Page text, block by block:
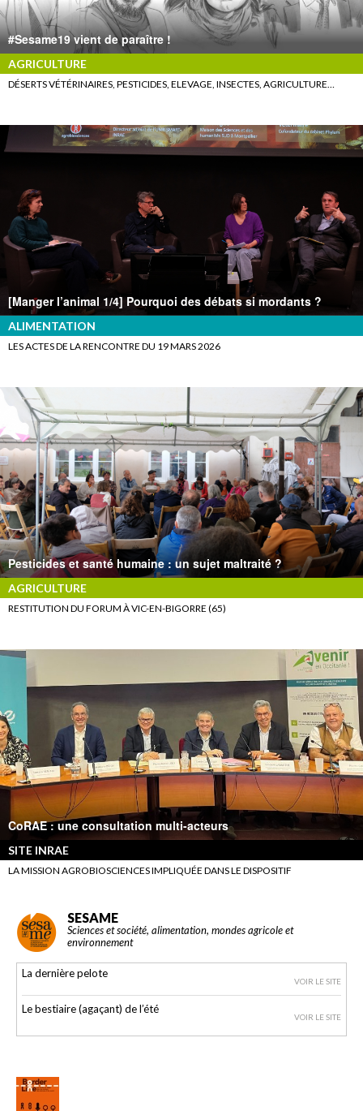
#Sesame19 vient de paraître !
AGRICULTURE
DÉSERTS VÉTÉRINAIRES, PESTICIDES, ELEVAGE, INSECTES, AGRICULTURE…
[Manger l’animal 1/4] Pourquoi des débats si mordants ?
ALIMENTATION
LES ACTES DE LA RENCONTRE DU 19 MARS 2026
Pesticides et santé humaine : un sujet maltraité ?
AGRICULTURE
RESTITUTION DU FORUM À VIC-EN-BIGORRE (65)
CoRAE : une consultation multi-acteurs
SITE INRAE
LA MISSION AGROBIOSCIENCES IMPLIQUÉE DANS LE DISPOSITIF
SESAME
Sciences et société, alimentation, mondes agricole et
environnement
La dernière pelote
VOIR LE SITE
Le bestiaire (agaçant) de l’été
VOIR LE SITE